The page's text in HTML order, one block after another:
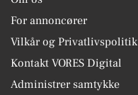
For annoncører
Vilkår og Privatlivspolitik
Kontakt VORES Digital
Administrer samtykke